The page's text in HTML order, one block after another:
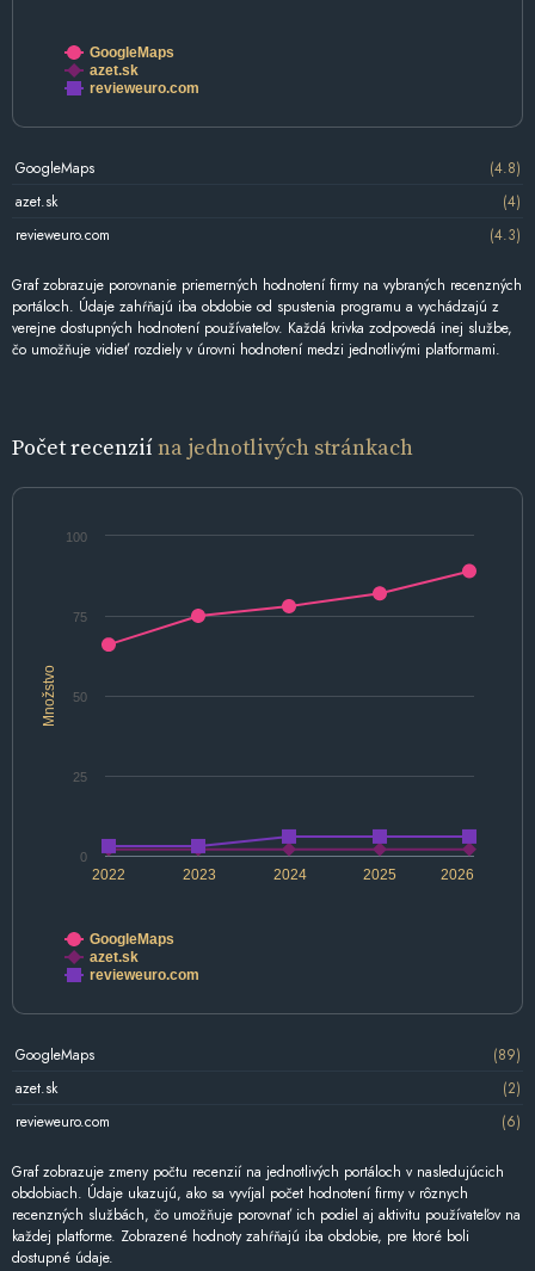
GoogleMaps
azet.sk
revieweuro.com
GoogleMaps
(4.8)
azet.sk
(4)
revieweuro.com
(4.3)
Graf zobrazuje porovnanie priemerných hodnotení firmy na vybraných recenzných
portáloch. Údaje zahŕňajú iba obdobie od spustenia programu a vychádzajú z
verejne dostupných hodnotení používateľov. Každá krivka zodpovedá inej službe,
čo umožňuje vidieť rozdiely v úrovni hodnotení medzi jednotlivými platformami.
Počet recenziína jednotlivých stránkach
Množstvo
2022 2024 2026
2023 2025
0
100
25
50
75
GoogleMaps
azet.sk
revieweuro.com
GoogleMaps
(89)
azet.sk
(2)
revieweuro.com
(6)
Graf zobrazuje zmeny počtu recenzií na jednotlivých portáloch v nasledujúcich
obdobiach. Údaje ukazujú, ako sa vyvíjal počet hodnotení firmy v rôznych
recenzných službách, čo umožňuje porovnať ich podiel aj aktivitu používateľov na
každej platforme. Zobrazené hodnoty zahŕňajú iba obdobie, pre ktoré boli
dostupné údaje.